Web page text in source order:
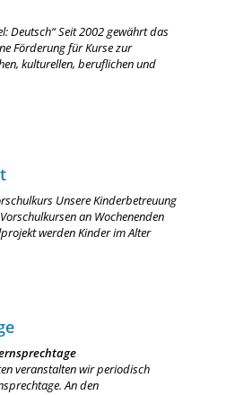
Deutsch“ Seit 2002 gewährt das
Förderung für Kurse zur
kulturellen, beruflichen und
Unsere Kinderbetreuung
an Wochenenden
werden Kinder im Alter
veranstalten wir periodisch
An den